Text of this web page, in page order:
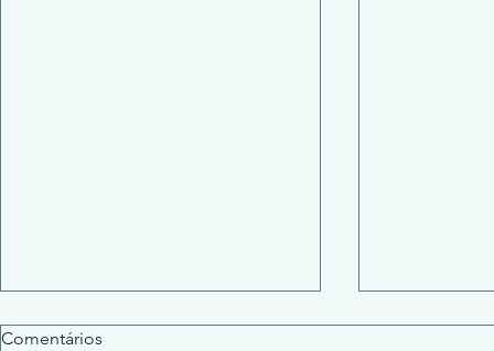
Comentários